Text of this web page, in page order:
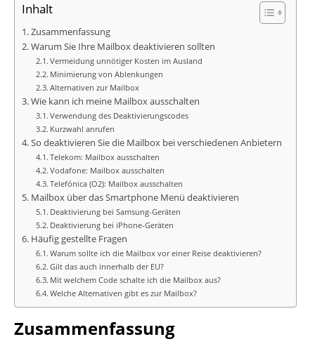
Inhalt
Zusammenfassung
Warum Sie Ihre Mailbox deaktivieren sollten
Vermeidung unnötiger Kosten im Ausland
Minimierung von Ablenkungen
Alternativen zur Mailbox
Wie kann ich meine Mailbox ausschalten
Verwendung des Deaktivierungscodes
Kurzwahl anrufen
So deaktivieren Sie die Mailbox bei verschiedenen Anbietern
Telekom: Mailbox ausschalten
Vodafone: Mailbox ausschalten
Telefónica (O2): Mailbox ausschalten
Mailbox über das Smartphone Menü deaktivieren
Deaktivierung bei Samsung-Geräten
Deaktivierung bei iPhone-Geräten
Häufig gestellte Fragen
Warum sollte ich die Mailbox vor einer Reise deaktivieren?
Gilt das auch innerhalb der EU?
Mit welchem Code schalte ich die Mailbox aus?
Welche Alternativen gibt es zur Mailbox?
Zusammenfassung